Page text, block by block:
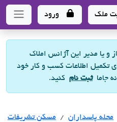
و مشاورین املاکملک ورود
و یا مدیر این آژانس املاک
تکمیل اطلاعات کسب و کار خود
جاماثبت نام کنید.
آژانس های املاک
محله پاسداران
مسکن تشریفات